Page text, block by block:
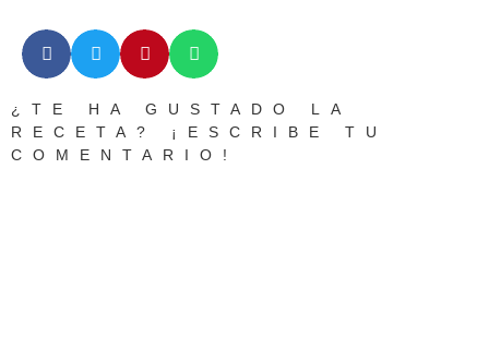
¿TE HA GUSTADO LA
RECETA? ¡ESCRIBE TU
COMENTARIO!